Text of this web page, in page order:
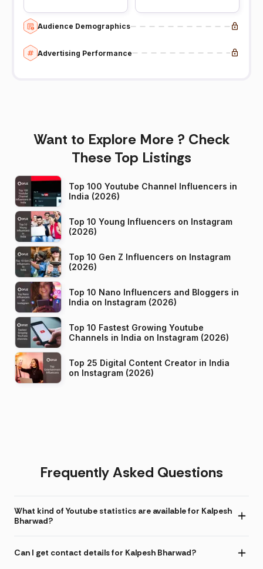
Audience Demographics
Advertising Performance
Want to Explore More ? Check
These Top Listings
Top 100 Youtube Channel Influencers in
India (2026)
Top 10 Young Influencers on Instagram
(2026)
Top 10 Gen Z Influencers on Instagram
(2026)
Top 10 Nano Influencers and Bloggers in
India on Instagram (2026)
Top 10 Fastest Growing Youtube
Channels in India on Instagram (2026)
Top 25 Digital Content Creator in India
on Instagram (2026)
Frequently Asked Questions
What kind of Youtube statistics are available for Kalpesh
Bharwad?
Can I get contact details for Kalpesh Bharwad?